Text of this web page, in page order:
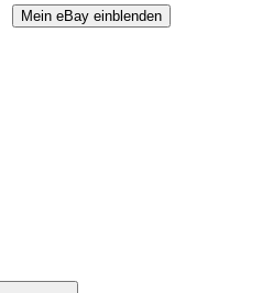
Mein eBay einblenden